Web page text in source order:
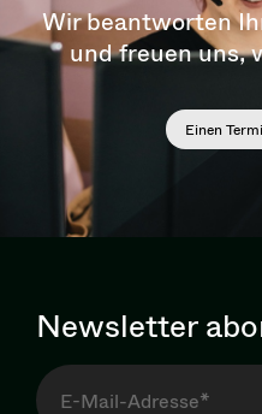
Wir beantworten
und freuen uns,
Einen
Newsletter